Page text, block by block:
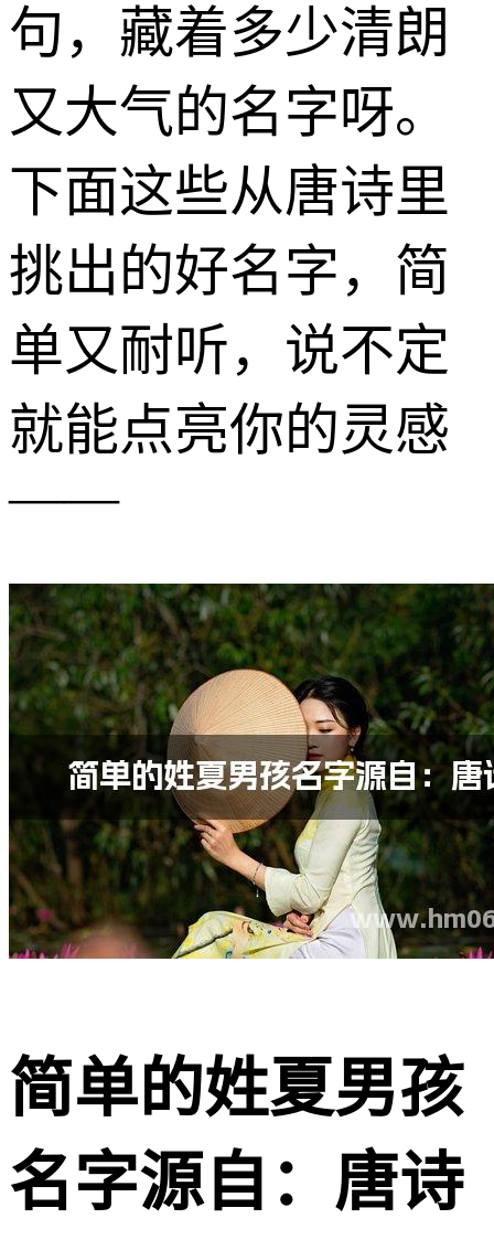
句，藏着多少清朗
又大气的名字呀。
下面这些从唐诗里
挑出的好名字，简
单又耐听，说不定
就能点亮你的灵感
——
简单的姓夏男孩
名字源自：唐诗